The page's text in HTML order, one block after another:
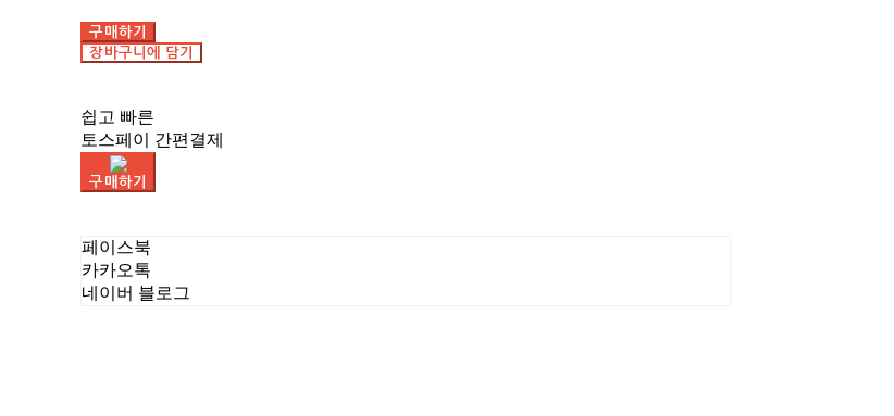
구매하기
장바구니에 담기
쉽고 빠른
토스페이 간편결제
구매하기
페이스북
카카오톡
네이버 블로그